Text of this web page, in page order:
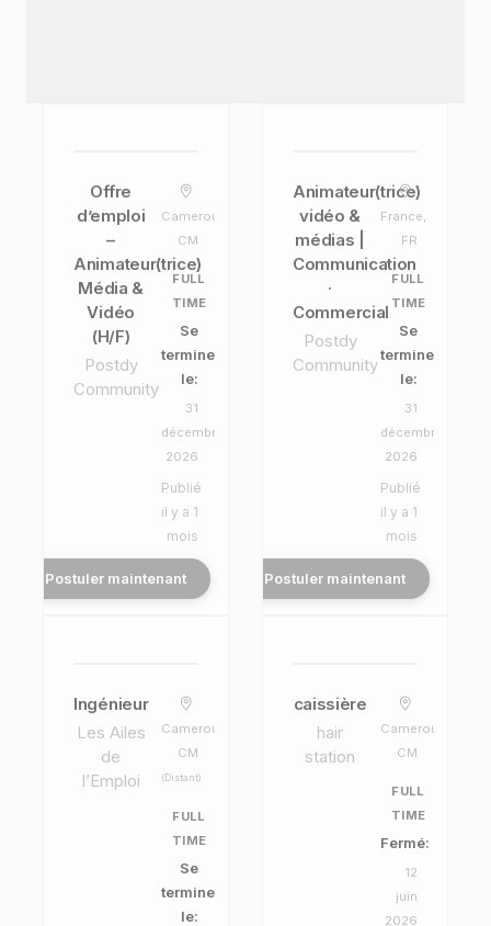
Offre
d’emploi
–
Animateur(trice)
Média &
Vidéo
(H/F)
Postdy
Community
Cameroun,
CM
FULL
TIME
Se
termine
le:
31
décembre
2026
Publié
il y a 1
mois
Postuler maintenant
Animateur(trice)
vidéo &
médias |
Communication
·
Commercial
Postdy
Community
France,
FR
FULL
TIME
Se
termine
le:
31
décembre
2026
Publié
il y a 1
mois
Postuler maintenant
Ingénieur
Les Ailes
de
l’Emploi
Cameroun,
CM
(Distant)
FULL
TIME
Se
termine
le:
caissière
hair
station
Cameroun,
CM
FULL
TIME
Fermé:
12
juin
2026